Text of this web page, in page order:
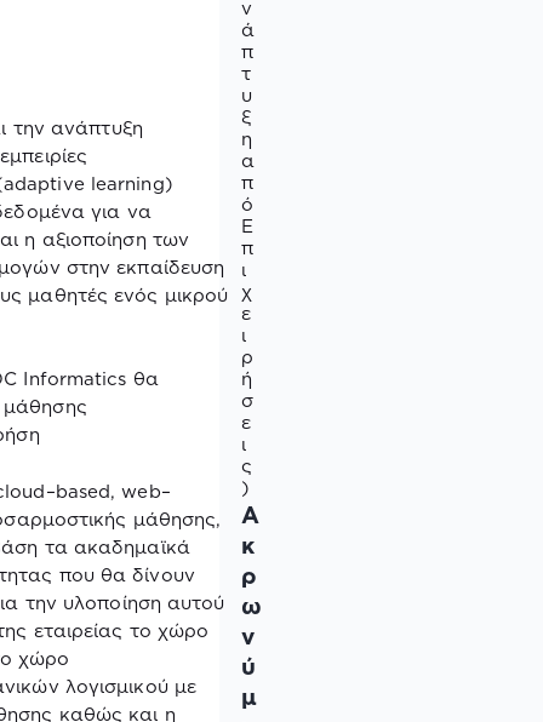
την ανάπτυξη
adaptive learning)
για να
η αξιοποίηση των
στην εκπαίδευση
μαθητές ενός μικρού
Informatics θα
μάθησης
–based,web–
μάθησης,
τα ακαδημαϊκά
που θα δίνουν
την υλοποίηση αυτού
εταιρείας το χώρο
χώρο
λογισμικού με
καθώς και η
ν
ά
π
τ
υ
ξ
η
α
π
ό
Ε
π
ι
χ
ε
ι
ρ
ή
σ
ε
ι
ς
)
Α
κ
ρ
ω
ν
ύ
μ